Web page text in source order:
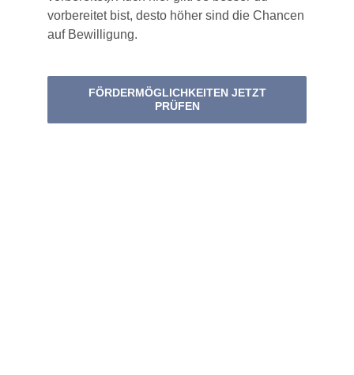
vorbereitet bist, desto höher sind die Chancen
auf Bewilligung.
FÖRDERMÖGLICHKEITEN JETZT
PRÜFEN